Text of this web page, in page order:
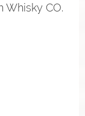
Whisky CO.